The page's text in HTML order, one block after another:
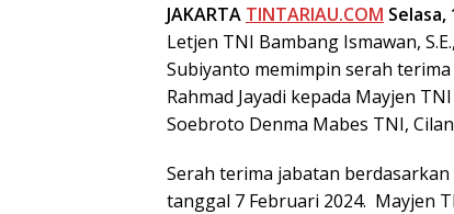
JAKARTA TINTARIAU.COM
Letjen TNI Bambang Ismawan,
Subiyanto memimpin serah
Rahmad Jayadi kepada Mayjen
Soebroto Denma Mabes TNI,
Serah terima jabatan
tanggal 7 Februari 2024. Mayjen